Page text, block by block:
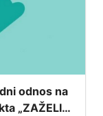
odnos na
„ZAŽELI–